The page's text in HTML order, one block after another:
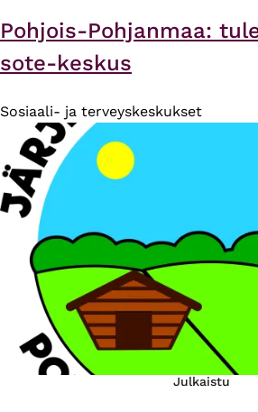
Pohjois-Pohjanmaa:
sote-keskus
Sosiaali- ja terveyskeskukset
Julkaistu